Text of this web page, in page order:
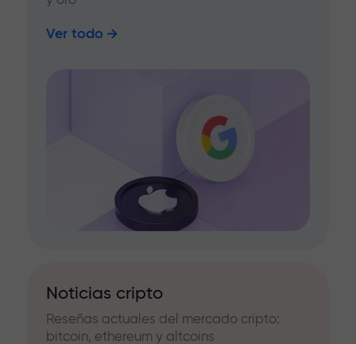
Ver todo
Noticias cripto
Reseñas actuales del mercado cripto:
bitcoin, ethereum y altcoins